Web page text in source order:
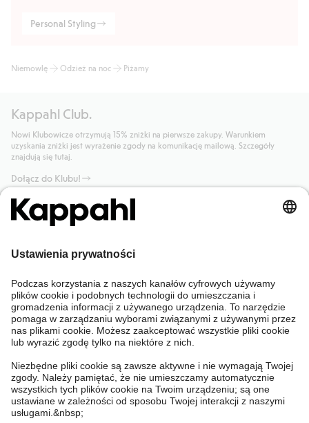
Personal Styling
Niemowlę Odzież na noc Piżamy
Kappahl Club.
Nowi Klubowicze otrzymują 15% zniżki na pierwsze zakupy. Warunkiem
uzyskania zniżki jest wyrażenie zgody na komunikację mailową. Szczegóły
znajdują się tutaj.
Dołącz do Klubu!
Potrzebujesz pomocy?
Sklep internetowy
Częste pytania
Twoje zamówienie
Kappahl Club
Mój profil
Kappahl Club
O nas
O Kappahl Group
Warunki i zasady